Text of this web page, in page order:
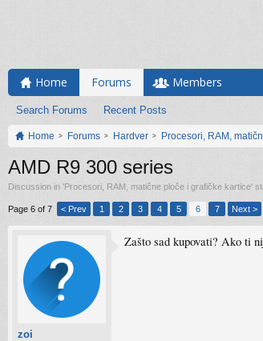
Home Forums
Search Forums Recent Posts
Members
Home Forums Hardver Procesori, RAM,
AMD R9 300 series
Discussion in 'Procesori, RAM, matične ploče i grafičke kartice'
Page 6 of 7 < Prev 1 2 3 4 5 6 7 Next >
zoi
Zašto sad kupovati? Ako ti